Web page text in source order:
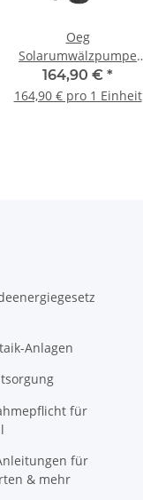
Oeg
Solarumwälzpumpe
DN25 mit 130 mm
Baulänge und PWM
164,90 € *
164,90 € pro 1 Einheit
Anlagen
für
für
& mehr